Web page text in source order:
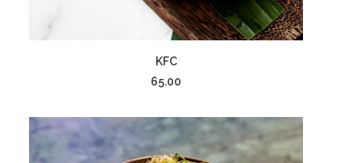
إضافة إلى السلة
KFC
65.00